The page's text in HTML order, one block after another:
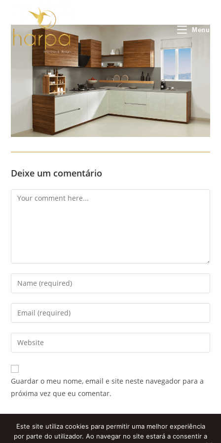
content
Menu
Deixe um comentário
Comment
Enter
your
name
comment
Enter
your
email
address
comment
Enter
your
website
URL
Guardar o meu nome, email e site neste navegador para a
próxima vez que eu comentar.
Este site utiliza cookies para permitir uma melhor experiência
por parte do utilizador. Ao navegar no site estará a consentir a